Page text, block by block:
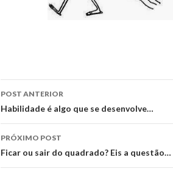
Navegação
de
posts
POST ANTERIOR
Habilidade é algo que se desenvolve…
PRÓXIMO POST
Ficar ou sair do quadrado? Eis a questão…